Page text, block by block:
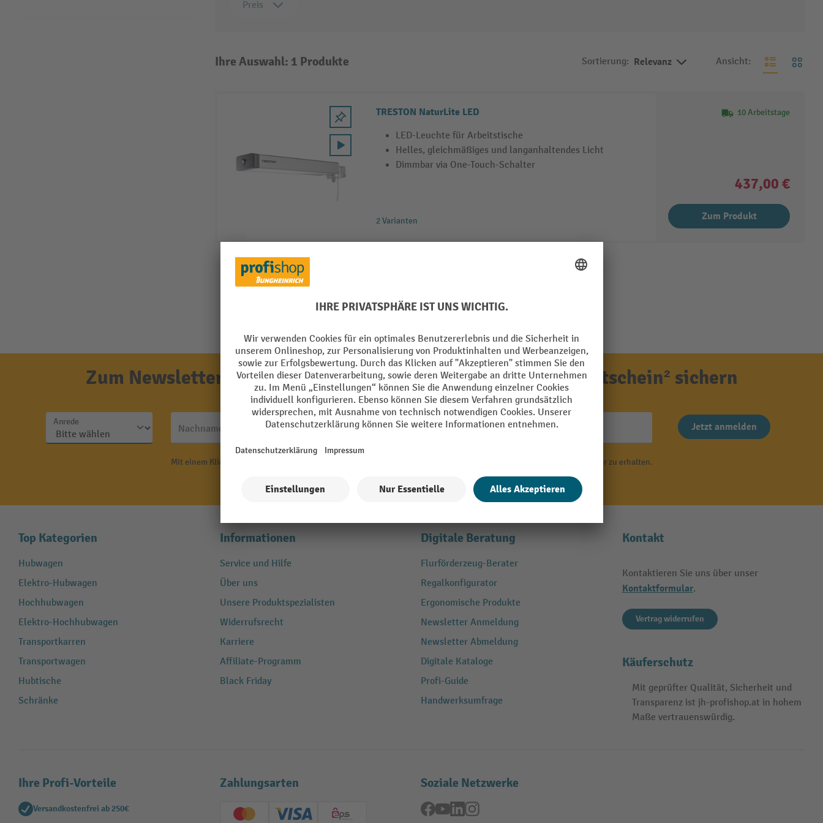
Preis
Ihre Auswahl: 1 Produkte Sortierung: Relevanz Ansicht:
TRESTON NaturLite LED
LED-Leuchte für Arbeitstische
Helles, gleichmäßiges und langanhaltendes Licht
Dimmbar via One-Touch-Schalter
2 Varianten
10 Arbeitstage
437,00 €
Zum Produkt
Zum Newsletter anmelden und bis zu -10 % Willkommensgutschein² sichern
Anrede
Nachname E-Mail Jetzt anmelden
Mit einem Klick auf "Anmelden" erklären Sie sich bereit, Werbung von Jungheinrich PROFISHOP in Form von Newsletter zu erhalten.
Nähere Informationen zur Datenverarbeitung beim Newsletter finden Siehier.
Top Kategorien
Hubwagen
Elektro-Hubwagen
Hochhubwagen
Elektro-Hochhubwagen
Transportkarren
Transportwagen
Hubtische
Schränke
Informationen
Service und Hilfe
Über uns
Unsere Produktspezialisten
Widerrufsrecht
Karriere
Affiliate-Programm
Black Friday
Digitale Beratung
Flurförderzeug-Berater
Regalkonfigurator
Ergonomische Produkte
Newsletter Anmeldung
Newsletter Abmeldung
Digitale Kataloge
Profi-Guide
Handwerksumfrage
Kontakt
Kontaktieren Sie uns über unser
Kontaktformular.
Vertrag widerrufen
Käuferschutz
Mit geprüfter Qualität, Sicherheit und
Transparenz ist jh-profishop.at in hohem
Maße vertrauenswürdig.
Ihre Profi-Vorteile
Versandkostenfrei ab 250€
Zahlungsarten
Creditcard (Master)Creditcard (Visa)
EPS
Soziale Netzwerke
Facebook
YouTubeLinkedInInstagram